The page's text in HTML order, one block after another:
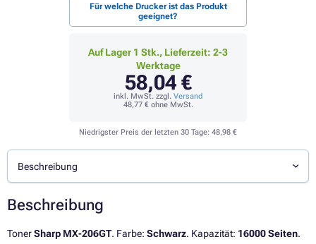
Für welche Drucker ist das Produkt
geeignet?
Auf Lager 1 Stk., Lieferzeit: 2-3
Werktage
58,04 €
inkl. MwSt. zzgl. Versand
48,77 €ohne MwSt.
Niedrigster Preis der letzten 30 Tage: 48,98 €
Beschreibung
Beschreibung
TonerSharp MX-206GT. Farbe: Schwarz. Kapazität: 16000 Seiten.